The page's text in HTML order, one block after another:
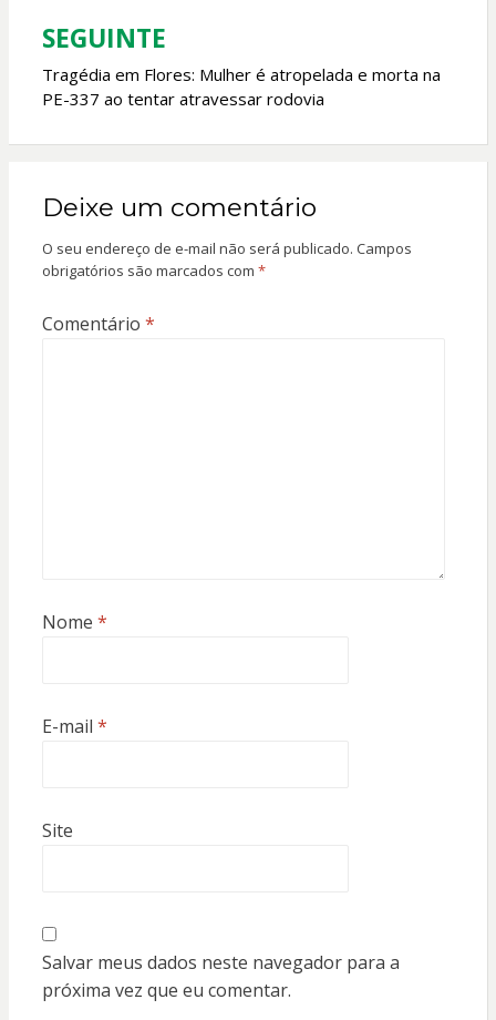
SEGUINTE
Tragédia em Flores: Mulher é atropelada e morta na
PE-337 ao tentar atravessar rodovia
Deixe um comentário
O seu endereço de e-mail não será publicado. Campos
obrigatórios são marcados com *
Comentário *
Nome *
E-mail *
Site
Salvar meus dados neste navegador para a
próxima vez que eu comentar.